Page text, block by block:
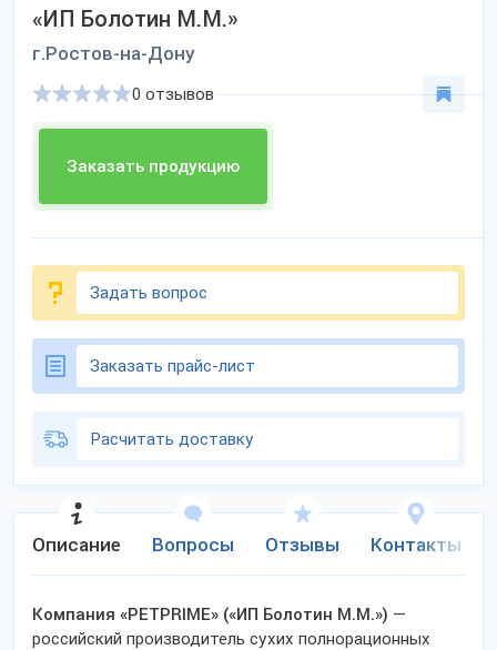
«ИП Болотин М.М.»
г.Ростов-на-Дону
Заказать продукцию
0 отзывов
Задать вопрос
Заказать прайс-лист
Расчитать доставку
Описание Вопросы Отзывы Контакты
Компания «PETPRIME» («ИП Болотин М.М.») —
российский производитель сухих полнорационных